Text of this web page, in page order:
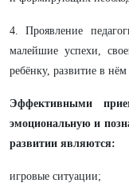
4. Проявление
малейшие успехи,
ребёнку, развитие в
Эффективными
эмоциональную и
развитии являются:
игровые ситуации;